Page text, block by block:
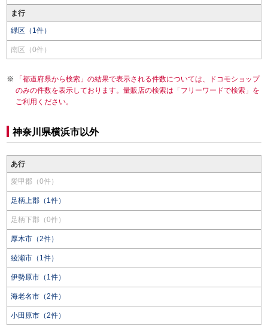
ま行
緑区（1件）
南区（0件）
「都道府県から検索」の結果で表示される件数については、ドコモショップ
のみの件数を表示しております。量販店の検索は「フリーワードで検索」を
ご利用ください。
神奈川県横浜市以外
あ行
愛甲郡（0件）
足柄上郡（1件）
足柄下郡（0件）
厚木市（2件）
綾瀬市（1件）
伊勢原市（1件）
海老名市（2件）
小田原市（2件）